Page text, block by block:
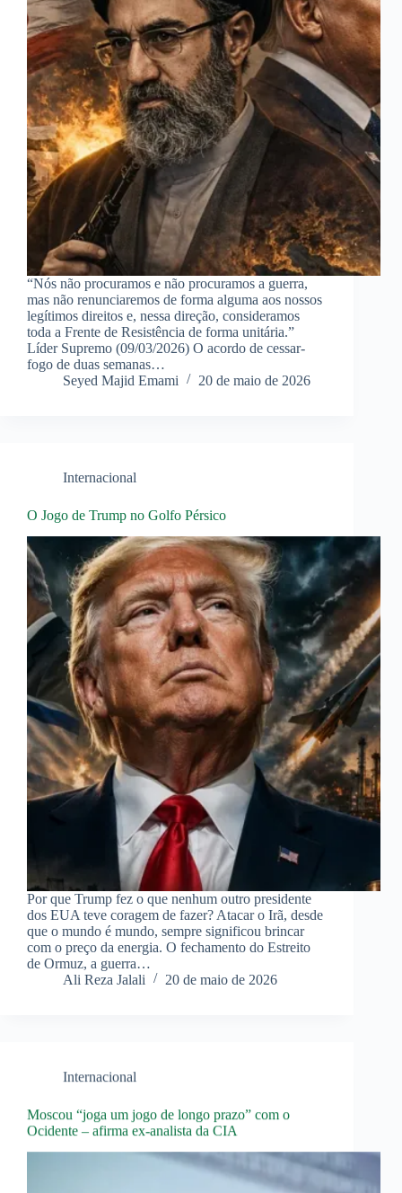
“Nós não procuramos e não procuramos a guerra,
mas não renunciaremos de forma alguma aos nossos
legítimos direitos e, nessa direção, consideramos
toda a Frente de Resistência de forma unitária.”
Líder Supremo (09/03/2026) O acordo de cessar-
fogo de duas semanas…
Seyed Majid Emami
20 de maio de 2026
Internacional
O Jogo de Trump no Golfo Pérsico
Por que Trump fez o que nenhum outro presidente
dos EUA teve coragem de fazer? Atacar o Irã, desde
que o mundo é mundo, sempre significou brincar
com o preço da energia. O fechamento do Estreito
de Ormuz, a guerra…
Ali Reza Jalali
20 de maio de 2026
Internacional
Moscou “joga um jogo de longo prazo” com o
Ocidente – afirma ex-analista da CIA